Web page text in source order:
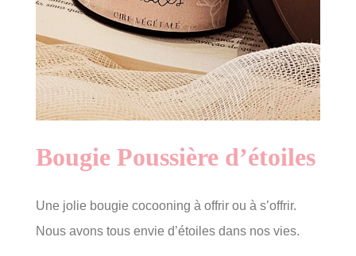
Bougie Poussière d’étoiles
Une jolie bougie cocooning à offrir ou à s’offrir.
Nous avons tous envie d’étoiles dans nos vies.